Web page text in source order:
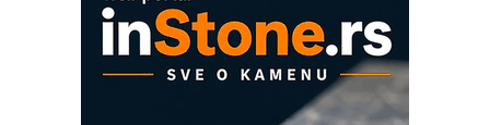
ROSA i SCHUNK podižu proizvodnju
na viši nivo
Detekcija različitih oblika
MAREX - Lim i mašine za savremena